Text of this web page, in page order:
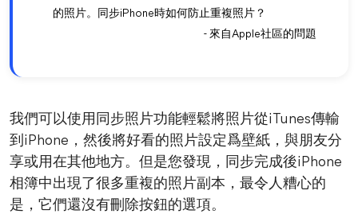
的照片。同步iPhone時如何防止重複照片？
- 來自Apple社區的問題
我們可以使用同步照片功能輕鬆將照片從iTunes傳輸
到iPhone，然後將好看的照片設定爲壁紙，與朋友分
享或用在其他地方。但是您發現，同步完成後iPhone
相簿中出現了很多重複的照片副本，最令人糟心的
是，它們還沒有刪除按鈕的選項。